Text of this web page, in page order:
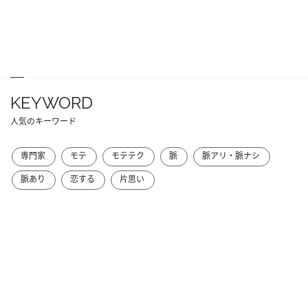
KEYWORD
人気のキーワード
専門家 モテ モテテク 脈
脈アリ・脈ナシ
脈あり
恋する 片思い